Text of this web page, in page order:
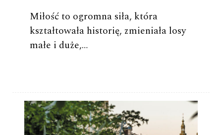
Miłość to ogromna siła, która
kształtowała historię, zmieniała losy
małe i duże,…